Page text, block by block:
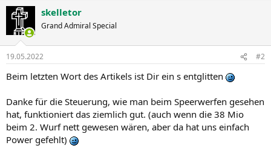
k
t
e
:
skelletor
Grand Admiral Special
19.05.2022 #2
Beim letzten Wort des Artikels ist Dir ein s entglitten
Danke für die Steuerung, wie man beim Speerwerfen gesehen
hat, funktioniert das ziemlich gut. (auch wenn die 38 Mio
beim 2. Wurf nett gewesen wären, aber da hat uns einfach
Power gefehlt)